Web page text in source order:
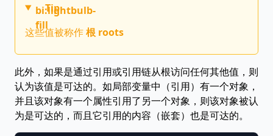
bi:lightbulb-
fill
Tip
这些值被称作根 roots
此外，如果是通过引用或引用链从根访问任何其他值，则
认为该值是可达的。如局部变量中（引用）有一个对象，
并且该对象有一个属性引用了另一个对象，则该对象被认
为是可达的，而且它引用的内容（嵌套）也是可达的。